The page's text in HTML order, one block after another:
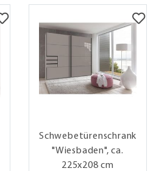
Schwebetürenschrank
"Wiesbaden", ca.
225x208 cm